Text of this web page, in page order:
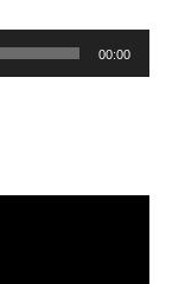
00:00